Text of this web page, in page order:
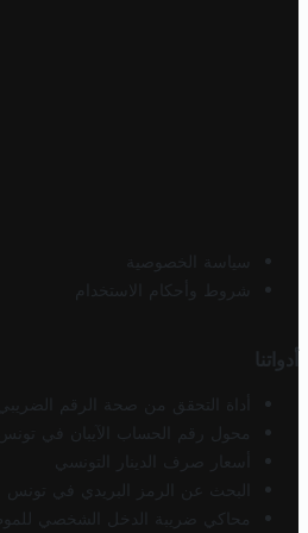
سياسة الخصوصية
شروط وأحكام الاستخدام
أدواتنا
أداة التحقق من صحة الرقم
محول رقم الحساب الآيبان في تونس
أسعار صرف الدينار التونسي
البحث عن الرمز البريدي في تونس
محاكي ضريبة الدخل الشخصي